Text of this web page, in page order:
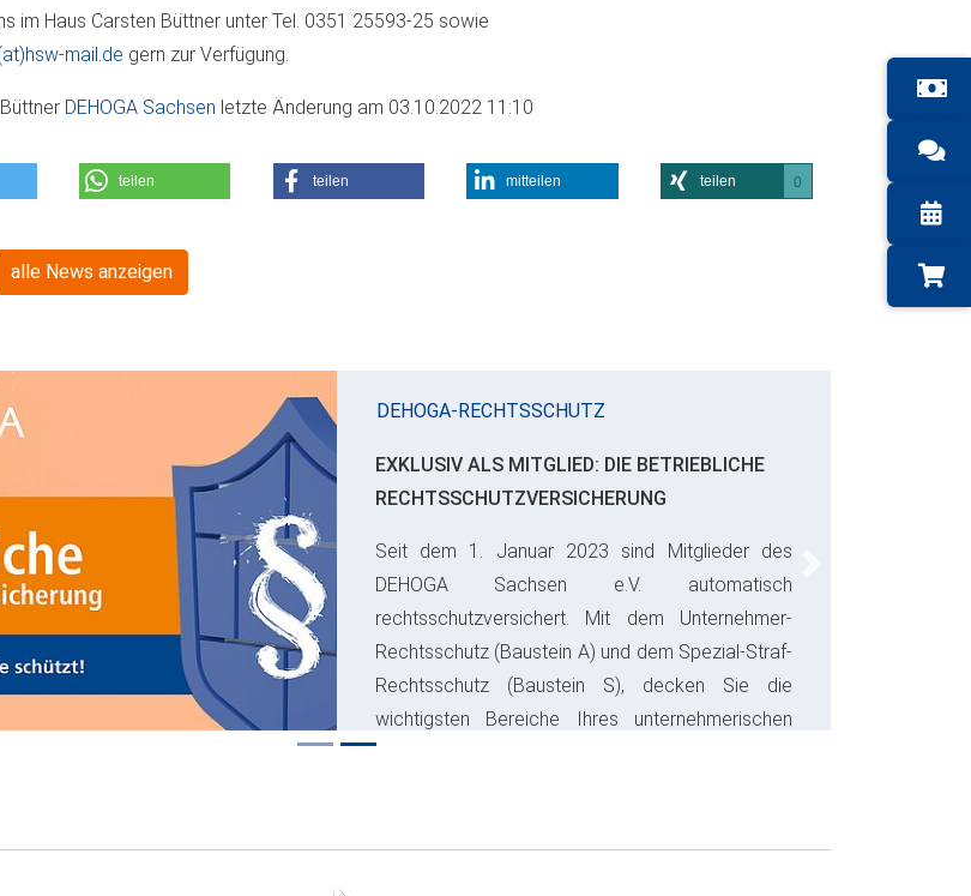
im Haus Carsten Büttner unter Tel. 0351 25593-25 sowie
mail.de gern zur Verfügung.
DEHOGA Sachsen letzte Änderung am 03.10.2022 11:10
teilen teilen mitteilen teilen 0
alle News anzeigen
DEHOGA-RECHTSSCHUTZ
EXKLUSIV ALS MITGLIED: DIE BETRIEBLICHE
RECHTSSCHUTZVERSICHERUNG
Seit dem 1. Januar 2023 sind Mitglieder des
DEHOGA Sachsen e.V. automatisch
rechtsschutzversichert. Mit dem Unternehmer-
Rechtsschutz (Baustein A) und dem Spezial-Straf-
Rechtsschutz (Baustein S), decken Sie die
wichtigsten Bereiche Ihres unternehmerischen
Risikos ab und sparen bares Geld.